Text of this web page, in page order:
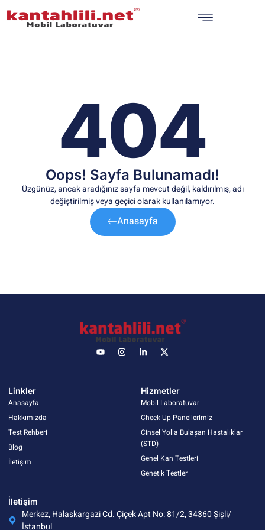
404
Oops! Sayfa Bulunamadı!
Üzgünüz, ancak aradığınız sayfa mevcut değil, kaldırılmış, adı
değiştirilmiş veya geçici olarak kullanılamıyor.
Anasayfa
Linkler
Anasayfa
Hakkımızda
Test Rehberi
Blog
İletişim
Hizmetler
Mobil Laboratuvar
Check Up Panellerimiz
Cinsel Yolla Bulaşan Hastalıklar
(STD)
Genel Kan Testleri
Genetik Testler
İletişim
Merkez, Halaskargazi Cd. Çiçek Apt No: 81/2, 34360 Şişli/
İstanbul